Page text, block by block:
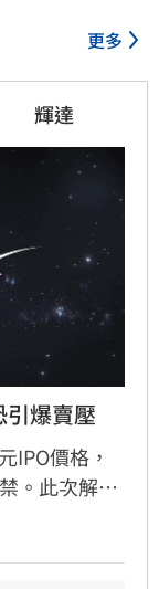
更多
輝達
爆賣壓
IPO價格，
。此次解禁
數翻倍。